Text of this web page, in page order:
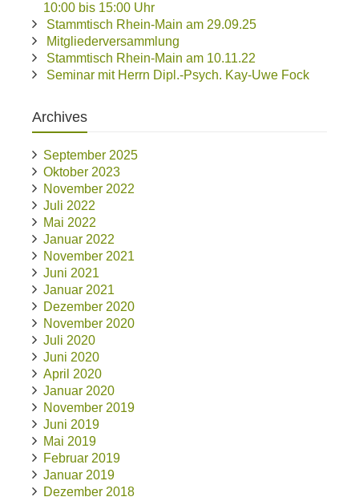
10:00 bis 15:00 Uhr
Stammtisch Rhein-Main am 29.09.25
Mitgliederversammlung
Stammtisch Rhein-Main am 10.11.22
Seminar mit Herrn Dipl.-Psych. Kay-Uwe Fock
Archives
September 2025
Oktober 2023
November 2022
Juli 2022
Mai 2022
Januar 2022
November 2021
Juni 2021
Januar 2021
Dezember 2020
November 2020
Juli 2020
Juni 2020
April 2020
Januar 2020
November 2019
Juni 2019
Mai 2019
Februar 2019
Januar 2019
Dezember 2018